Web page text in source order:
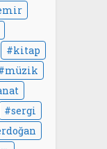
kitap
müzik
sergi